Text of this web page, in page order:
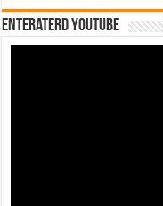
EnterateRD YOUTUBE